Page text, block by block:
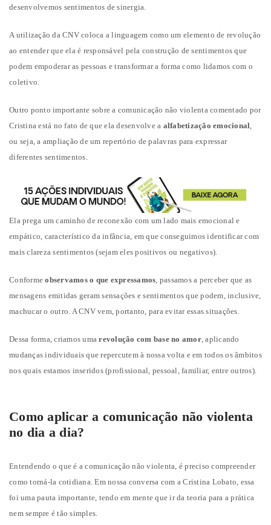
desenvolvemos sentimentos de sinergia.
A utilização da CNV coloca a linguagem como um elemento de revolução
ao entender que ela é responsável pela construção de sentimentos que
podem empoderar as pessoas e transformar a forma como lidamos com o
coletivo.
Outro ponto importante sobre a comunicação não violenta comentado por
Cristina está no fato de que ela desenvolve a alfabetização emocional
ou seja, a ampliação de um repertório de palavras para expressar
diferentes sentimentos.
Ela prega um caminho de reconexão com um lado mais emocional e
empático, característico da infância, em que conseguimos identificar com
mais clareza sentimentos (sejam eles positivos ou negativos).
Conformeobservamos o que expressamos , passamos a perceber que as
mensagens emitidas geram sensações e sentimentos que podem, inclusive,
machucar o outro. A CNV vem, portanto, para evitar essas situações.
Dessa forma, criamos umarevolução com base no amor, aplicando
mudanças individuais que repercutem à nossa volta e em todos os âmbitos
nos quais estamos inseridos (profissional, pessoal, familiar, entre outros).
Como aplicar a comunicação não violenta
no dia a dia?
Entendendo o que é a comunicação não violenta, é preciso compreender
como torná-la cotidiana. Em nossa conversa com a Cristina Lobato, essa
foi uma pauta importante, tendo em mente que ir da teoria para a prática
nem sempre é tão simples.